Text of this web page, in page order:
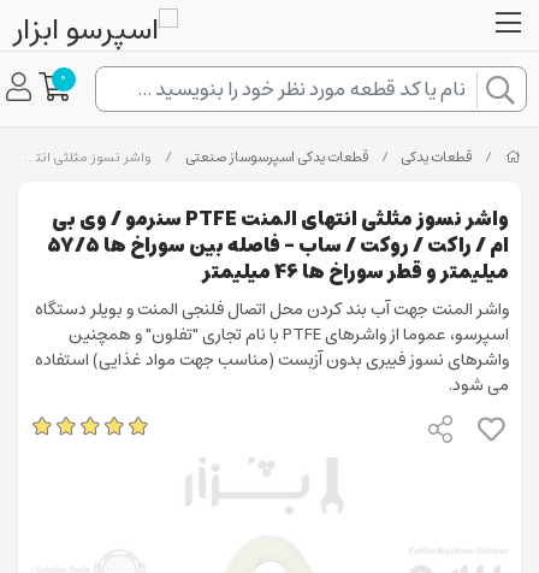
0
/ قطعات یدکی / قطعات یدکی اسپرسوساز صنعتی / واشر نسوز مثلثی انتهای المنت PTFE سنرمو / وی بی ام / راکت / روکت / ساب - فاصله بین سوراخ ها 57/5 میلیمتر و قطر سوراخ ها 46 میلیمتر
واشر نسوز مثلثی انتهای المنت PTFE سنرمو / وی بی
ام / راکت / روکت / ساب - فاصله بین سوراخ ها 57/5
میلیمتر و قطر سوراخ ها 46 میلیمتر
واشر المنت جهت آب بند کردن محل اتصال فلنجی المنت و بویلر دستگاه
اسپرسو، عموما از واشرهای PTFE با نام تجاری "تفلون" و همچنین
واشرهای نسوز فیبری بدون آزبست (مناسب جهت مواد غذایی) استفاده
می شود.